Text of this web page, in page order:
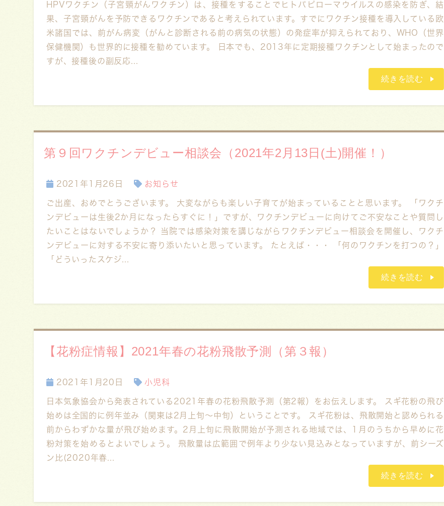
HPVワクチン（子宮頸がんワクチン）は、接種をすることでヒトパピローマウイルスの感染を防ぎ、結
果、子宮頸がんを予防できるワクチンであると考えられています。すでにワクチン接種を導入している欧
米諸国では、前がん病変（がんと診断される前の病気の状態）の発症率が抑えられており、WHO（世界
保健機関）も世界的に接種を勧めています。 日本でも、2013年に定期接種ワクチンとして始まったので
すが、接種後の副反応...
続きを読む
第９回ワクチンデビュー相談会（2021年2月13日(土)開催！）
2021年1月26日 お知らせ
ご出産、おめでとうございます。 大変ながらも楽しい子育てが始まっていることと思います。 「ワクチ
ンデビューは生後2か月になったらすぐに！」ですが、ワクチンデビューに向けてご不安なことや質問し
たいことはないでしょうか？ 当院では感染対策を講じながらワクチンデビュー相談会を開催し、ワクチ
ンデビューに対する不安に寄り添いたいと思っています。 たとえば・・・ 「何のワクチンを打つの？」
「どういったスケジ...
続きを読む
【花粉症情報】2021年春の花粉飛散予測（第３報）
2021年1月20日 小児科
日本気象協会から発表されている2021年春の花粉飛散予測（第2報）をお伝えします。 スギ花粉の飛び
始めは全国的に例年並み（関東は2月上旬～中旬）ということです。 スギ花粉は、飛散開始と認められる
前からわずかな量が飛び始めます。2月上旬に飛散開始が予測される地域では、1月のうちから早めに花
粉対策を始めるとよいでしょう。 飛散量は広範囲で例年より少ない見込みとなっていますが、前シーズ
ン比(2020年春...
続きを読む